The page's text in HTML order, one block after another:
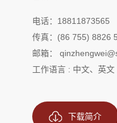
电话：18811873565
传真：(86 755) 8826
邮箱：
工作语言 : 中文、英文
下载简介